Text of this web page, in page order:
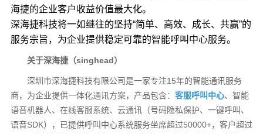
海捷的企业客户收益价值最大化。
深海捷科技将一如继往的坚持“简单、高效、成长、共赢”的
服务宗旨，为企业提供稳定可靠的智能呼叫中心服务。
关于深海捷（singhead）
深圳市深海捷科技有限公司是一家专注15年的智能通讯服务
商，为企业提供一体化通讯方案，产品包含： 客服呼叫中心、智能
语音机器人、在线客服系统、云通讯（号码隐私保护、一键呼叫、
语音SDK），已提供呼叫中心系统服务坐席超过50000+，客户超过